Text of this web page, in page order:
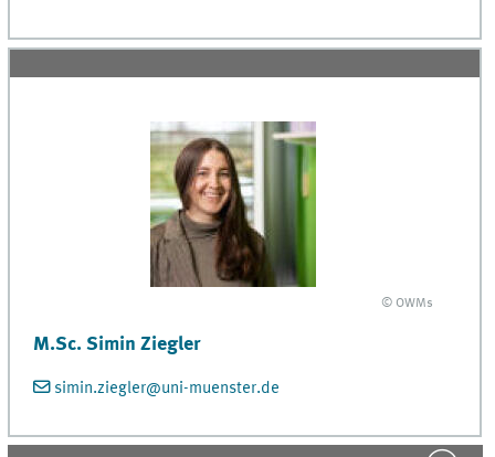
© OWMs
M.Sc. Simin Ziegler
simin.ziegler@uni-muenster.de